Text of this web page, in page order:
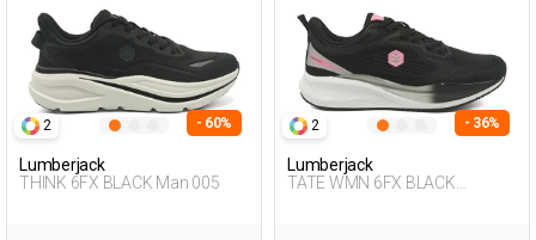
2 - 60%
Lumberjack
THINK 6FX BLACK Man 005
2 - 36%
Lumberjack
TATE WMN 6FX BLACK